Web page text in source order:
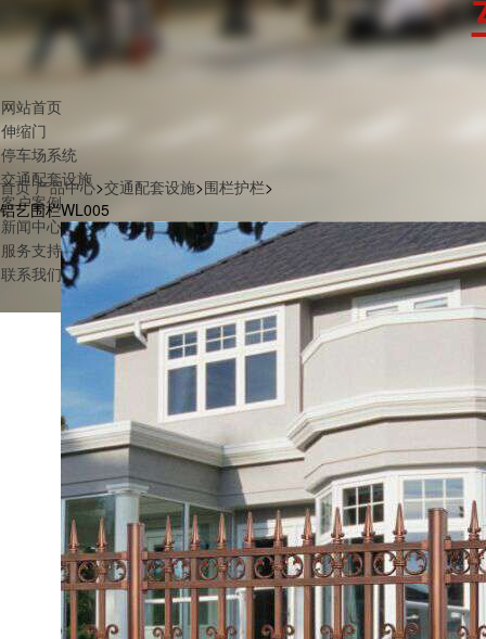
网站首页
伸缩门
停车场系统
交通配套设施
客户案例
新闻中心
服务支持
联系我们
首页 产品中心>交通配套设施>围栏护栏>
铝艺围栏WL005